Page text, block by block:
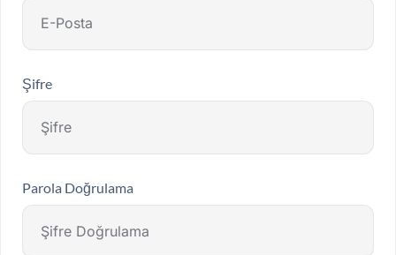
Şifre
Parola Doğrulama